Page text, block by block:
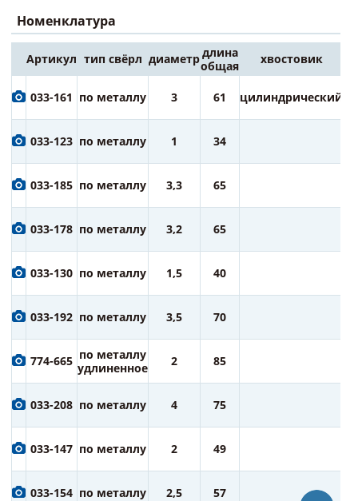
Номенклатура
Артикул тип свёрл диаметрдлина
общая
хвостовик
033-161 по металлу 3 61 цилиндрический
033-123 по металлу 1 34
033-185 по металлу 3,3 65
033-178 по металлу 3,2 65
033-130 по металлу 1,5 40
033-192 по металлу 3,5 70
774-665 по металлу
удлиненное
2 85
033-208 по металлу 4 75
033-147 по металлу 2 49
033-154 по металлу 2,5 57